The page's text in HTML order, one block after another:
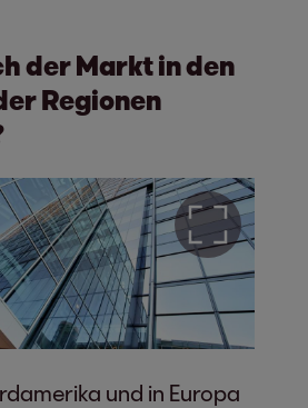
der Markt in den
Regionen
und in Europa